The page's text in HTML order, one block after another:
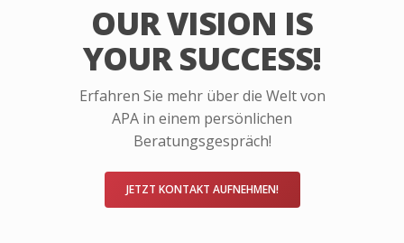
OUR VISION IS
YOUR SUCCESS!
Erfahren Sie mehr über die Welt von
APA in einem persönlichen
Beratungsgespräch!
JETZT KONTAKT AUFNEHMEN!